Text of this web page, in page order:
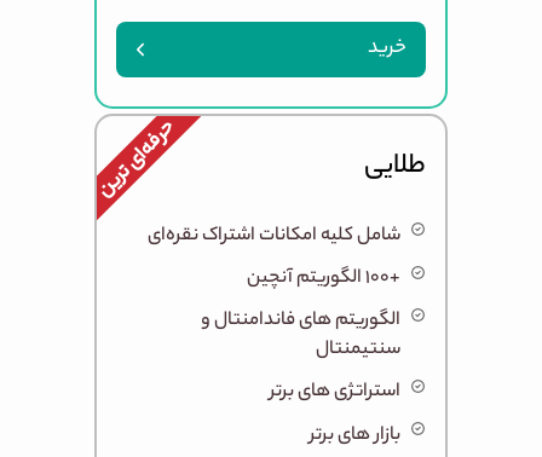
خرید
حرفه‌ای ترین طلایی
شامل کلیه امکانات اشتراک نقره‌ای
+۱۰۰ الگوریتم آنچین
الگوریتم های فاندامنتال و
سنتیمنتال
استراتژی های برتر
بازار های برتر